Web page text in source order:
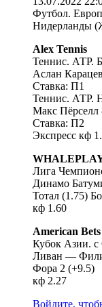
Футбол.
Нидерланды
Alex Tennis
Теннис. АТР.
Аслан
Ставка: П1
Теннис. АТР.
Макс
Ставка: П2
Экспресс кф
Лига
Динамо
Тотал (1.75)
кф 1.60
American Bets
Кубок Азии. с
Ливан —
Фора 2 (+9.5)
кф 2.27
Войдите,